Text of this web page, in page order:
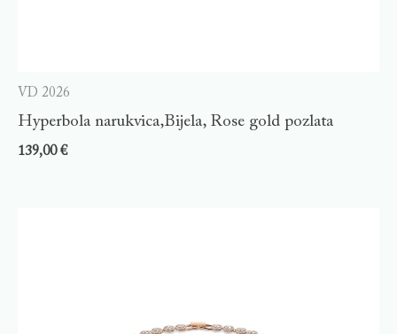
VD 2026
Hyperbola narukvica,Bijela, Rose gold pozlata
139,00€